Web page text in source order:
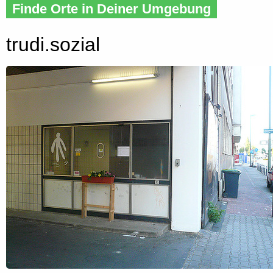
Finde Orte in Deiner Umgebung
trudi.sozial